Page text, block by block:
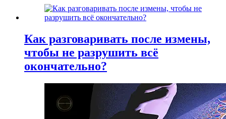
Как разговаривать после измены,
чтобы не разрушить всё
окончательно?